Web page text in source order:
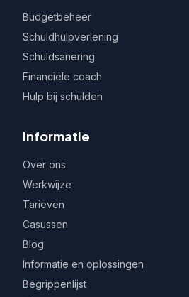
Budgetbeheer
Schuldhulpverlening
Schuldsanering
Financiële coach
Hulp bij schulden
Informatie
Over ons
Werkwijze
Tarieven
Casussen
Blog
Informatie en oplossingen
Begrippenlijst